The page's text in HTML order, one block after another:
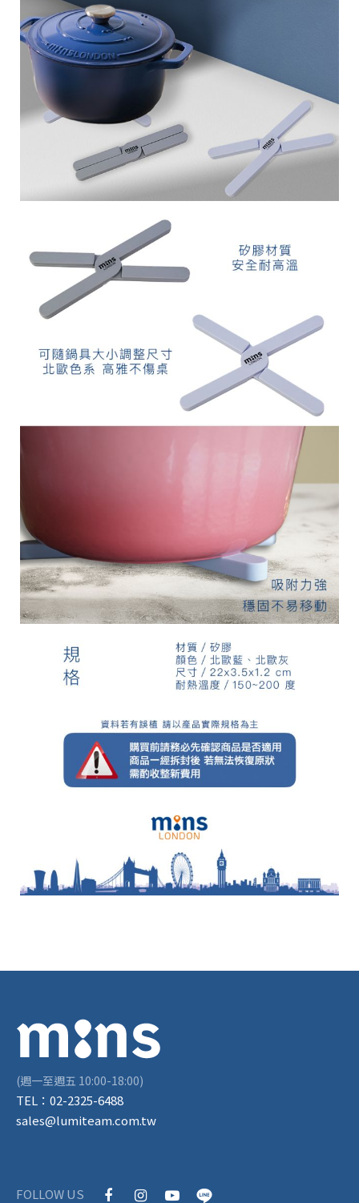
(週一至週五 10:00-18:00)
TEL： 02-2325-6488
sales@lumiteam.com.tw
FOLLOW US